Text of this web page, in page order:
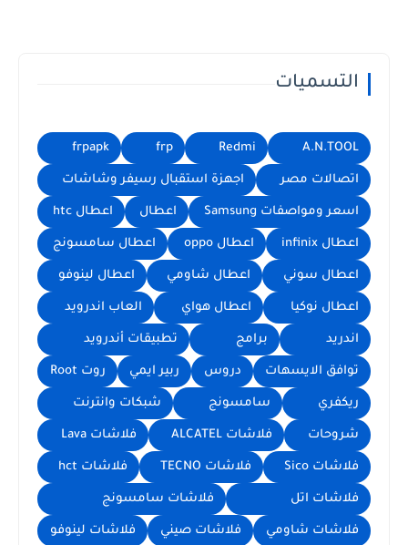
التسميات
A.N.TOOL
Redmi
frp
frpapk
اتصالات مصر اجهزة استقبال رسيفر وشاشات
اسعر ومواصفات Samsung اعطال اعطال htc
اعطال infinix اعطال oppo اعطال سامسونج
اعطال سوني اعطال شاومي اعطال لينوفو
اعطال نوكيا اعطال هواي العاب اندرويد
اندريد برامج تطبيقات أندرويد
توافق الايسهات دروس ربير ايمي روت Root
ريكفري سامسونج شبكات وانترنت
شروحات فلاشات ALCATEL فلاشات Lava
فلاشات Sico فلاشات TECNO فلاشات hct
فلاشات اتل فلاشات سامسونج
فلاشات شاومي فلاشات صيني فلاشات لينوفو